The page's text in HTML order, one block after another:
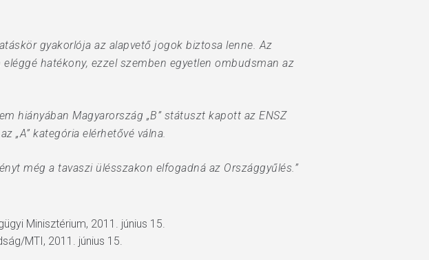
gyakorlója az alapvető jogok biztosa lenne. Az
hatékony, ezzel szemben egyetlen ombudsman az
hiányában Magyarország „B” státuszt kapott az ENSZ
„A” kategória elérhetővé válna.
még a tavaszi ülésszakon elfogadná az Országgyűlés.”
Minisztérium, 2011. június 15.
MTI, 2011. június 15.